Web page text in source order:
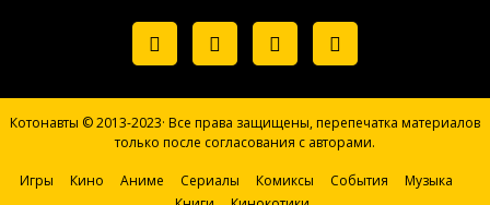
Котонавты © 2013-2023· Все права защищены, перепечатка материалов
только после согласования с авторами.
Игры Кино Аниме Сериалы Комиксы События
Музыка